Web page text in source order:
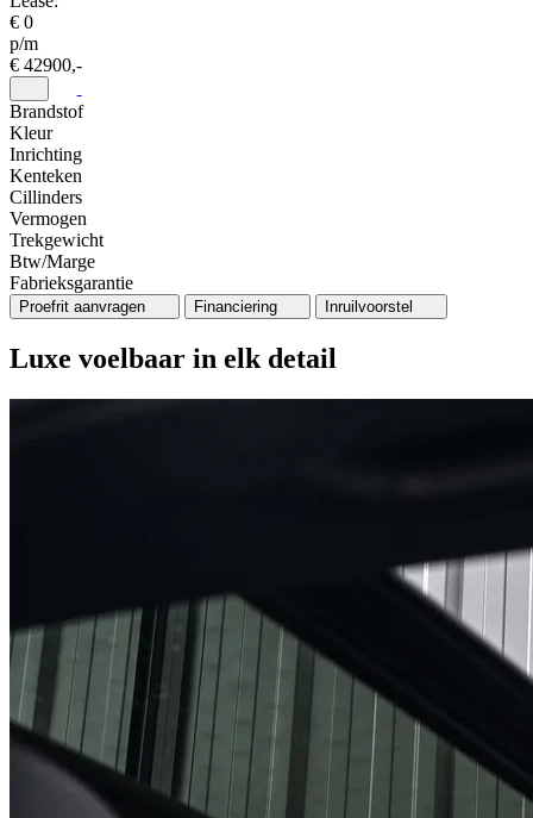
€ 0
p/m
€ 42900,-
Brandstof
Kleur
Inrichting
Kenteken
Cillinders
Vermogen
Trekgewicht
Btw/Marge
Fabrieksgarantie
Proefrit aanvragen Financiering Inruilvoorstel
Luxe voelbaar in elk detail